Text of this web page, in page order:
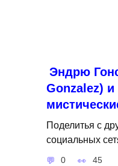
Эндрю
Gonzalez) и
Поделитья с
социальных
0 45